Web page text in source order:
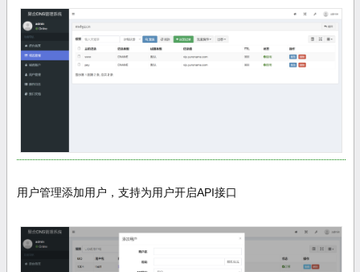
用户管理添加用户，支持为用户开启API接口